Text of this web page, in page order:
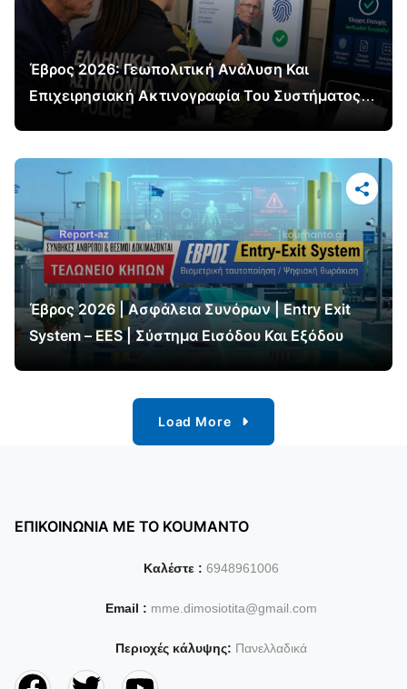
Έβρος 2026: Γεωπολιτική Ανάλυση Και
Επιχειρησιακή Ακτινογραφία Του Συστήματος
Έβρος 2026 | Ασφάλεια Συνόρων | Entry Exit
System – EES | Σύστημα Εισόδου Και Εξόδου
Load More
ΕΠΙΚΟΙΝΩΝΙΑ ΜΕ ΤΟ KOUMANTO
Καλέστε : 6948961006
Email : mme.dimosiotita@gmail.com
Περιοχές κάλυψης: Πανελλαδικά